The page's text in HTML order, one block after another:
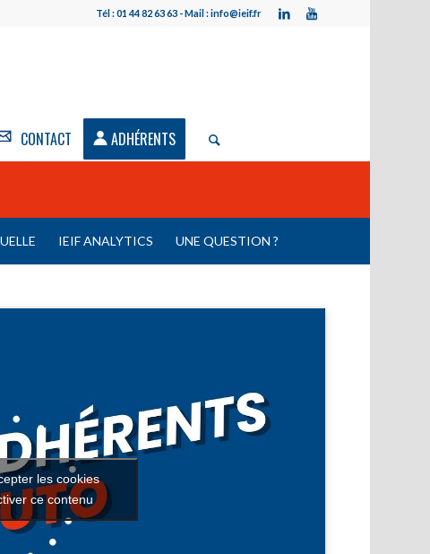
Tél : 01 44 82 63 63 - Mail : info@ieif.fr
CONTACT ADHÉRENTS
IEIF ANALYTICS UNE QUESTION ?
les cookies
ce contenu